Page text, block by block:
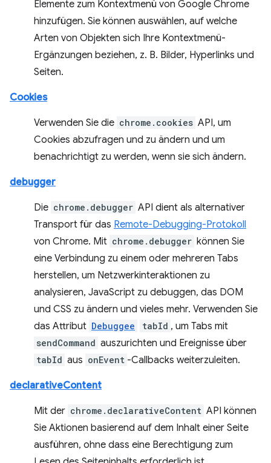
Elemente zum Kontextmenü von Google Chrome
hinzufügen. Sie können auswählen, auf welche
Arten von Objekten sich Ihre Kontextmenü-
Ergänzungen beziehen, z. B. Bilder, Hyperlinks und
Seiten.
Cookies
Verwenden Sie die chrome.cookies API, um
Cookies abzufragen und zu ändern und um
benachrichtigt zu werden, wenn sie sich ändern.
debugger
Die chrome.debugger API dient als alternativer
Transport für das Remote-Debugging-Protokoll
von Chrome. Mit chrome.debugger können Sie
eine Verbindung zu einem oder mehreren Tabs
herstellen, um Netzwerkinteraktionen zu
analysieren, JavaScript zu debuggen, das DOM
und CSS zu ändern und vieles mehr. Verwenden Sie
das Attribut Debuggee tabId , um Tabs mit
sendCommand auszurichten und Ereignisse über
tabId aus onEvent -Callbacks weiterzuleiten.
declarativeContent
Mit der chrome.declarativeContent API können
Sie Aktionen basierend auf dem Inhalt einer Seite
ausführen, ohne dass eine Berechtigung zum